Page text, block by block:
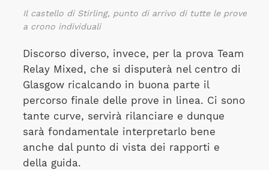
Il castello di Stirling, punto di arrivo di tutte le prove
a crono individuali
Discorso diverso, invece, per la prova Team
Relay Mixed, che si disputerà nel centro di
Glasgow ricalcando in buona parte il
percorso finale delle prove in linea. Ci sono
tante curve, servirà rilanciare e dunque
sarà fondamentale interpretarlo bene
anche dal punto di vista dei rapporti e
della guida.